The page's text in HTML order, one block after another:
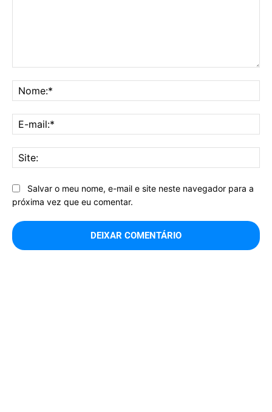
Salvar o meu nome, e-mail e site neste navegador para a
próxima vez que eu comentar.